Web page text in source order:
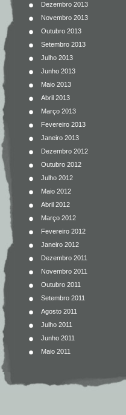
Dezembro 2013
Novembro 2013
Outubro 2013
Setembro 2013
Julho 2013
Junho 2013
Maio 2013
Abril 2013
Março 2013
Fevereiro 2013
Janeiro 2013
Dezembro 2012
Outubro 2012
Julho 2012
Maio 2012
Abril 2012
Março 2012
Fevereiro 2012
Janeiro 2012
Dezembro 2011
Novembro 2011
Outubro 2011
Setembro 2011
Agosto 2011
Julho 2011
Junho 2011
Maio 2011